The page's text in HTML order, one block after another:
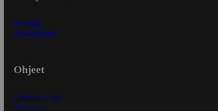
Myymälät
Asiakaspalvelu
Ohjeet
Ensitilaajan ohjeet
Näin maksat